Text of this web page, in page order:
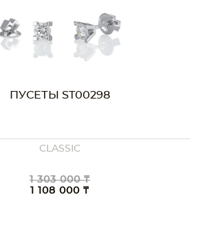
ПУСЕТЫ ST00298
CLASSIC
1 303 000 ₸
1 108 000 ₸